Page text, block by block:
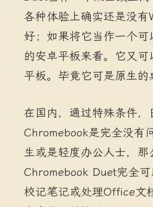
各种体验上确实还是没有
好；如果将它当作一个可
的安卓平板来看。它又
平板。毕竟它可是原生的
在国内，通过特殊条件，
Chromebook是完全没有
生或是轻度办公人士，那
Chromebook Duet完全
校记笔记或处理Office文